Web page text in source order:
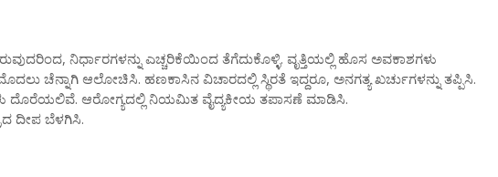
ನಿರ್ಧಾರಗಳನ್ನು ಎಚ್ಚರಿಕೆಯಿಂದ ತೆಗೆದುಕೊಳ್ಳಿ. ವೃತ್ತಿಯಲ್ಲಿ ಹೊಸ ಅವಕಾಶಗಳು
ಚೆನ್ನಾಗಿ ಆಲೋಚಿಸಿ. ಹಣಕಾಸಿನ ವಿಚಾರದಲ್ಲಿ ಸ್ಥಿರತೆ ಇದ್ದರೂ, ಅನಗತ್ಯ ಖರ್ಚುಗಳನ್ನು ತಪ್ಪಿಸಿ.
ದೊರೆಯಲಿವೆ. ಆರೋಗ್ಯದಲ್ಲಿ ನಿಯಮಿತ ವೈದ್ಯಕೀಯ ತಪಾಸಣೆ ಮಾಡಿಸಿ.
ದೀಪ ಬೆಳಗಿಸಿ.